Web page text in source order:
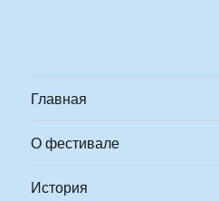
Главная
О фестивале
История